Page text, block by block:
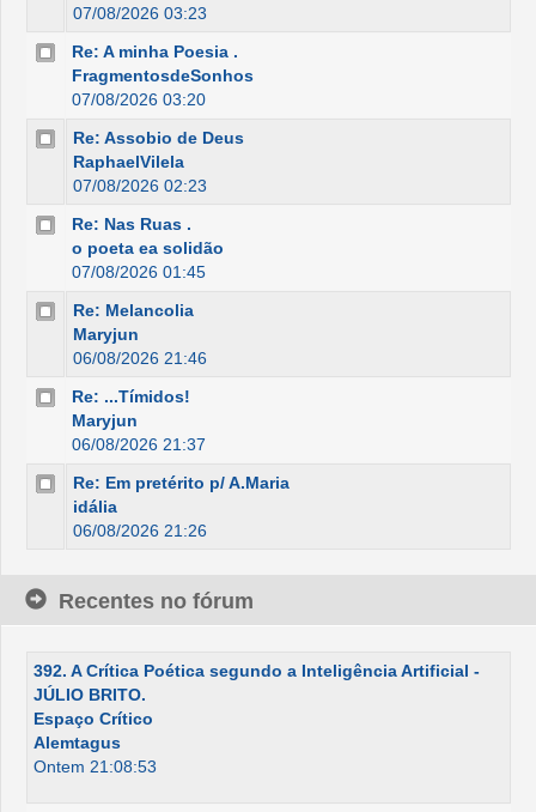
07/08/2026 03:23
Re: A minha Poesia .
FragmentosdeSonhos
07/08/2026 03:20
Re: Assobio de Deus
RaphaelVilela
07/08/2026 02:23
Re: Nas Ruas .
o poeta ea solidão
07/08/2026 01:45
Re: Melancolia
Maryjun
06/08/2026 21:46
Re: ...Tímidos!
Maryjun
06/08/2026 21:37
Re: Em pretérito p/ A.Maria
idália
06/08/2026 21:26
Recentes no fórum
392. A Crítica Poética segundo a Inteligência Artificial -
JÚLIO BRITO.
Espaço Crítico
Alemtagus
Ontem 21:08:53